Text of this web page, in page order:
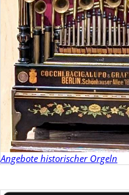
Angebote historischer Orgeln